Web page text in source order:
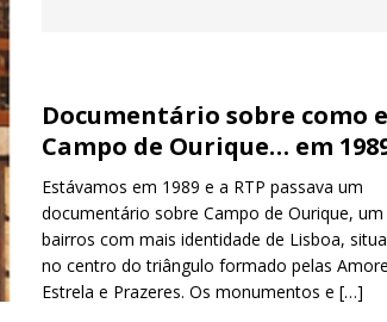
Documentário sobre como
Campo de Ourique… em
Estávamos em 1989 e a RTP passava um
documentário sobre Campo de Ourique, um
bairros com mais identidade de Lisboa,
no centro do triângulo formado pelas
Estrela e Prazeres. Os monumentos e […]